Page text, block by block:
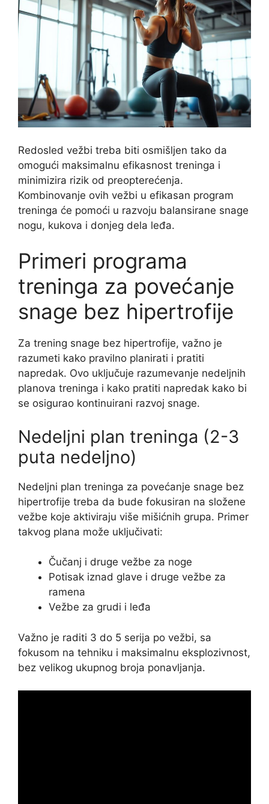
Redosled vežbi treba biti osmišljen tako da
omogući maksimalnu efikasnost treninga i
minimizira rizik od preopterećenja.
Kombinovanje ovih vežbi u efikasan program
treninga će pomoći u razvoju balansirane snage
nogu, kukova i donjeg dela leđa.
Primeri programa
treninga za povećanje
snage bez hipertrofije
Za trening snage bez hipertrofije, važno je
razumeti kako pravilno planirati i pratiti
napredak. Ovo uključuje razumevanje nedeljnih
planova treninga i kako pratiti napredak kako bi
se osigurao kontinuirani razvoj snage.
Nedeljni plan treninga (2-3
puta nedeljno)
Nedeljni plan treninga za povećanje snage bez
hipertrofije treba da bude fokusiran na složene
vežbe koje aktiviraju više mišićnih grupa. Primer
takvog plana može uključivati:
Čučanj i druge vežbe za noge
Potisak iznad glave i druge vežbe za
ramena
Vežbe za grudi i leđa
Važno je raditi 3 do 5 serija po vežbi, sa
fokusom na tehniku i maksimalnu eksplozivnost,
bez velikog ukupnog broja ponavljanja.